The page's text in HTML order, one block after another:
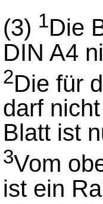
(3) 1Die
DIN A4
2Die für
darf
Blatt ist
3Vom
ist ein